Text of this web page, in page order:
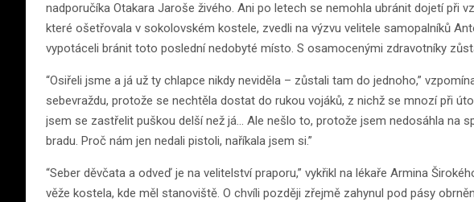
nadporučíka Otakara Jaroše živého. Ani po letech se nemohla ubránit dojetí při
které ošetřovala v sokolovském kostele, zvedli na výzvu velitele samopalníků
vypotáceli bránit toto poslední nedobyté místo. S osamocenými zdravotníky
“Osiřeli jsme a já už ty chlapce nikdy neviděla – zůstali tam do jednoho,”
sebevraždu, protože se nechtěla dostat do rukou vojáků, z nichž se mnozí při
jsem se zastřelit puškou delší než já… Ale nešlo to, protože jsem nedosáhla na
bradu. Proč nám jen nedali pistoli, naříkala jsem si.”
“Seber děvčata a odveď je na velitelství praporu,” vykřikl na lékaře Armina
věže kostela, kde měl stanoviště. O chvíli později zřejmě zahynul pod pásy